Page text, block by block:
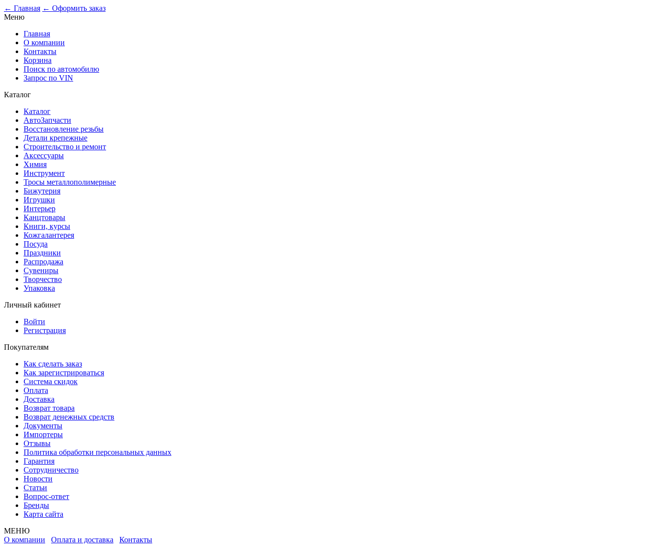
← Главная ← Оформить заказ
Меню
Главная
О компании
Контакты
Корзина
Поиск по автомобилю
Запрос по VIN
Каталог
Каталог
АвтоЗапчасти
Восстановление резьбы
Детали крепежные
Строительство и ремонт
Аксессуары
Химия
Инструмент
Тросы металлополимерные
Бижутерия
Игрушки
Интерьер
Канцтовары
Книги, курсы
Кожгалантерея
Посуда
Праздники
Распродажа
Сувениры
Творчество
Упаковка
Личный кабинет
Войти
Регистрация
Покупателям
Как сделать заказ
Как зарегистрироваться
Система скидок
Оплата
Доставка
Возврат товара
Возврат денежных средств
Документы
Импортеры
Отзывы
Политика обработки персональных данных
Гарантия
Сотрудничество
Новости
Статьи
Вопрос-ответ
Бренды
Карта сайта
МЕНЮ
О компании Оплата и доставка Контакты